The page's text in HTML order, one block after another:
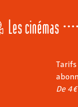
Les cinémas
De